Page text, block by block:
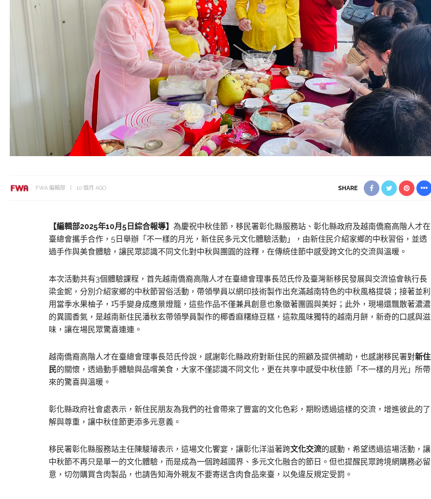
FWA 編輯部 10 個月 AGO SHARE
【編輯部2025年10月5日綜合報導】 為慶祝中秋佳節，移民署彰化縣服務站、彰化縣政府及越南僑裔高階人才在
臺總會攜手合作，5日舉辦「不一樣的月光，新住民多元文化體驗活動」，由新住民介紹家鄉的中秋習俗，並透
過手作與美食體驗，讓民眾認識不同文化對中秋與團圓的詮釋，在傳統佳節中感受跨文化的交流與溫暖。
本次活動共有3個體驗課程，首先越南僑裔高階人才在臺總會理事長范氏伶及臺灣新移民發展與交流協會執行長
梁金妮，分別介紹家鄉的中秋節習俗活動，帶領學員以網印技術製作出充滿越南特色的中秋風格提袋；接著並利
用當季水果柚子，巧手變身成應景燈籠，這些作品不僅兼具創意也象徵著團圓與美好；此外，現場還飄散著濃濃
的異國香氣，是越南新住民潘秋玄帶領學員製作的椰香麻糬綠豆糕，這款風味獨特的越南月餅，新奇的口感與滋
味，讓在場民眾驚喜連連。
越南僑裔高階人才在臺總會理事長范氏伶說，感謝彰化縣政府對新住民的照顧及提供補助，也感謝移民署對新住
民的關懷，透過動手體驗與品嚐美食，大家不僅認識不同文化，更在共享中感受中秋佳節「不一樣的月光」所帶
來的驚喜與溫暖。
彰化縣政府社會處表示，新住民朋友為我們的社會帶來了豐富的文化色彩，期盼透過這樣的交流，增進彼此的了
解與尊重，讓中秋佳節更添多元意義。
移民署彰化縣服務站主任陳駿璿表示，這場文化饗宴，讓彰化洋溢著跨文化交流的感動，希望透過這場活動，讓
中秋節不再只是單一的文化體驗，而是成為一個跨越國界、多元文化融合的節日。但也提醒民眾跨境網購務必留
意，切勿購買含肉製品，也請告知海外親友不要寄送含肉食品來臺，以免違反規定受罰。